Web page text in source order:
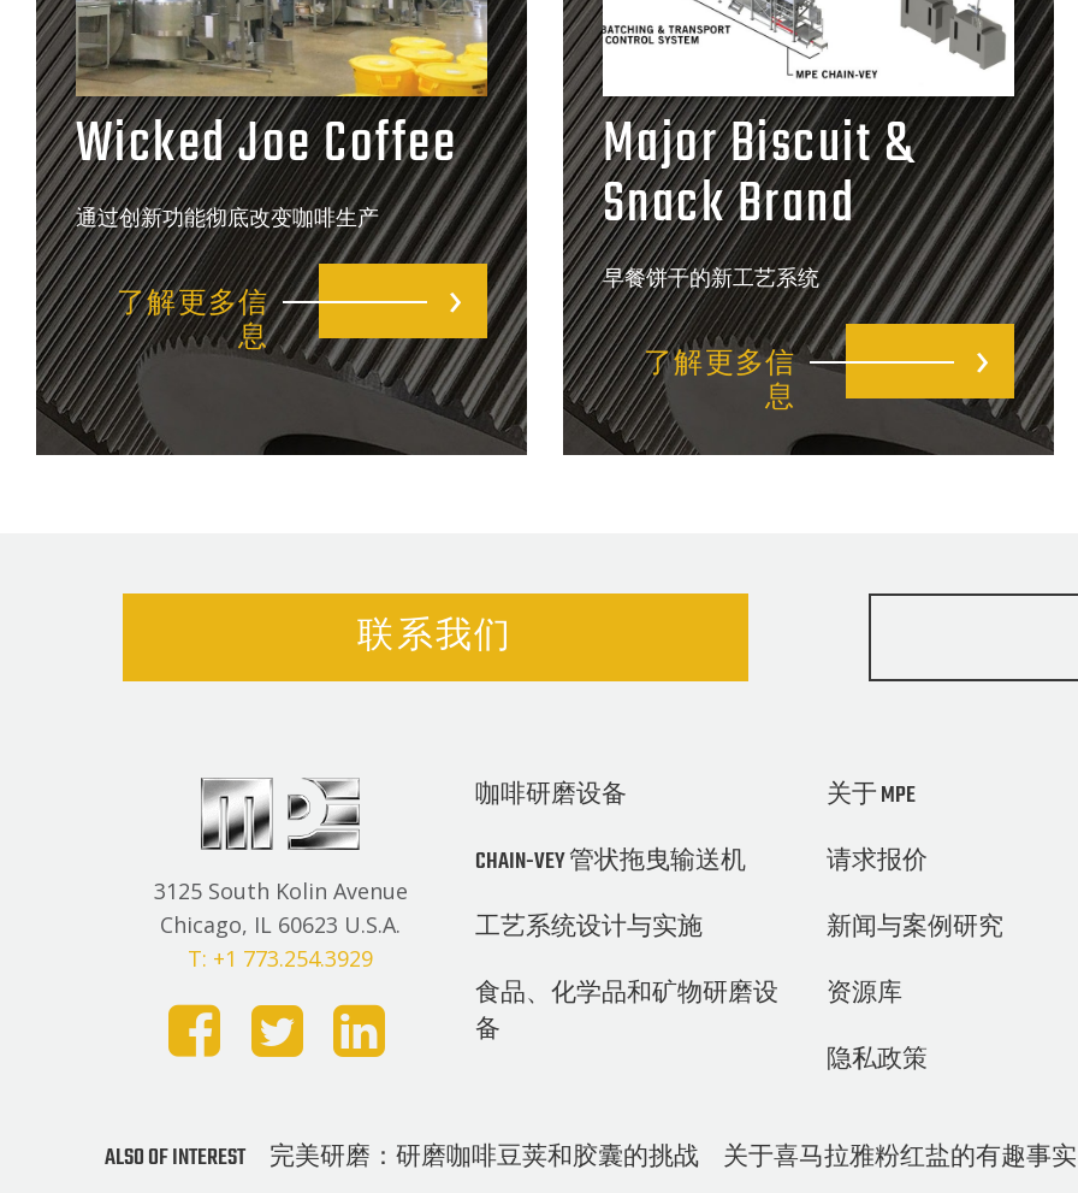
Wicked Joe Coffee
通过创新功能彻底改变咖啡生产
了解更多信
息
Major Biscuit &
Snack Brand
早餐饼干的新工艺系统
了解更多信
息
联系我们
3125 South Kolin Avenue
Chicago, IL 60623 U.S.A.
T: +1 773.254.3929
咖啡研磨设备
CHAIN-VEY 管状拖曳输送机
工艺系统设计与实施
食品、化学品和矿物研磨设
备
关于 MPE
请求报价
新闻与案例研究
资源库
隐私政策
ALSO OF INTEREST 完美研磨：研磨咖啡豆荚和胶囊的挑战 关于喜马拉雅粉红盐的有趣事实